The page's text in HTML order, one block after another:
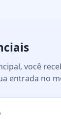
você
entrada no